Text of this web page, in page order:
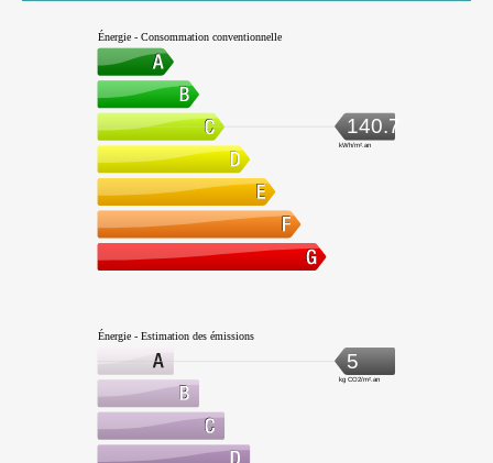
Énergie - Consommation conventionnelle
140.7
kWh/m².an
Énergie - Estimation des émissions
5
kg CO2/m².an